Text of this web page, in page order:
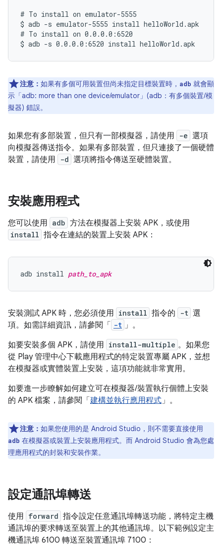
# To install on emulator-5555
$ adb -s emulator-5555 install helloWorld.apk
# To install on 0.0.0.0:6520
注意： 如果有多個可用裝置但尚未指定目標裝置時， adb 就會顯
示「adb: more than one device/emulator」(adb：有多個裝置/模
擬器) 錯誤。
如果您有多部裝置，但只有一部模擬器，請使用 -e 選項
向模擬器傳送指令。如果有多部裝置，但只連接了一個硬體
裝置，請使用
-d 選項將指令傳送至硬體裝置。
安裝應用程式
您可以使用 adb 方法在模擬器上安裝 APK，或使用
install 指令在連結的裝置上安裝 APK：
adb install path_to_apk
安裝測試 APK 時，您必須使用 install 指令的 -t 選
項。如需詳細資訊，請參閱「
-t 」。
如要安裝多個 APK，請使用 install-multiple 。如果您
從 Play 管理中心下載應用程式的特定裝置專屬 APK，並想
在模擬器或實體裝置上安裝，這項功能就非常實用。
如要進一步瞭解如何建立可在模擬器/裝置執行個體上安裝
的 APK 檔案，請參閱「 建構並執行應用程式」。
注意： 如果您使用的是 Android Studio，則不需要直接使用
adb 在模擬器或裝置上安裝應用程式。而 Android Studio 會為您處
理應用程式的封裝和安裝作業。
設定通訊埠轉送
使用 forward 指令設定任意通訊埠轉送功能，將特定主機
通訊埠的要求轉送至裝置上的其他通訊埠。以下範例設定主
機通訊埠 6100 轉送至裝置通訊埠 7100：